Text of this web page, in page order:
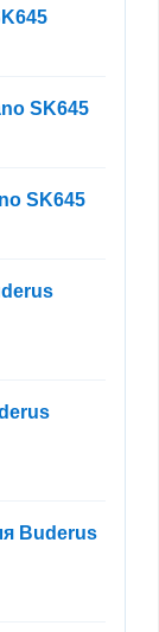
SK645
SK645
Buderus